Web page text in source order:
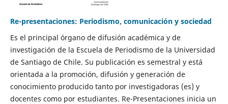
Re-presentaciones: Periodismo, comunicación y sociedad
Es el principal órgano de difusión académica y de
investigación de la Escuela de Periodismo de la Universidad
de Santiago de Chile. Su publicación es semestral y está
orientada a la promoción, difusión y generación de
conocimiento producido tanto por investigadoras (es) y
docentes como por estudiantes. Re-Presentaciones inicia un